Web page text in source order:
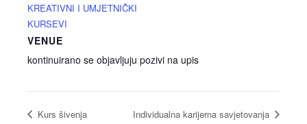
KREATIVNI I UMJETNIČKI
KURSEVI
VENUE
kontinuirano se objavljuju pozivi na upis
Kurs šivenja Individualna karijerna savjetovanja